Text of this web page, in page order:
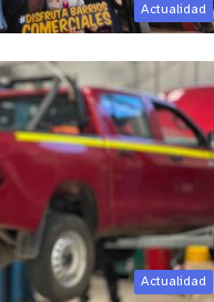
Actualidad
Actualidad